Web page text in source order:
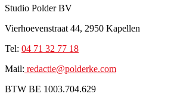
Studio Polder BV
Vierhoevenstraat 44, 2950 Kapellen
Tel: 04 71 32 77 18
Mail: redactie@polderke.com
BTW BE 1003.704.629